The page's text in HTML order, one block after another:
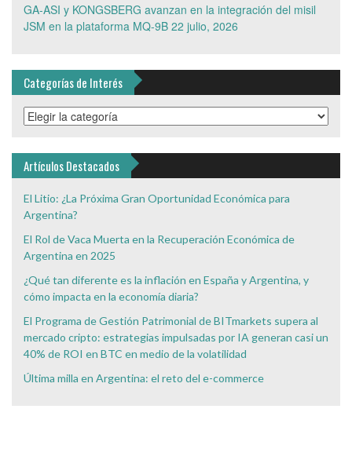
GA-ASI y KONGSBERG avanzan en la integración del misil
JSM en la plataforma MQ-9B 22 julio, 2026
Categorías de Interés
Categorías
de
Artículos Destacados
El Litio: ¿La Próxima Gran Oportunidad Económica para
Argentina?
El Rol de Vaca Muerta en la Recuperación Económica de
Argentina en 2025
¿Qué tan diferente es la inflación en España y Argentina, y
cómo impacta en la economía diaria?
El Programa de Gestión Patrimonial de BITmarkets supera al
mercado cripto: estrategias impulsadas por IA generan casi un
40% de ROI en BTC en medio de la volatilidad
Última milla en Argentina: el reto del e-commerce